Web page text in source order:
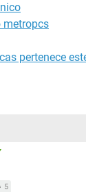
metropcs
pertenece
5